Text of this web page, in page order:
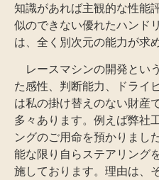
知識があれば主観的な性能
似のできない優れたハンド
は、全く別次元の能力が求
レースマシンの開発とい
た感性、判断能力、ドライ
は私の掛け替えのない財産
多々あります。例えば弊社
ングのご用命を預かりまし
能な限り自らステアリング
施しております。理由は、